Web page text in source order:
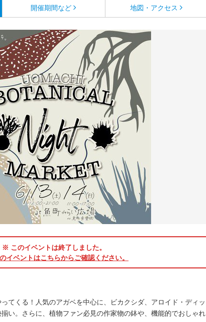
開催期間など 地図・アクセス
※ このイベントは終了しました。
イベントはこちらからご確認ください。
てくる！人気のアガベを中心に、ビカクシダ、アロイド・ディッ
い。さらに、植物ファン必見の作家物の鉢や、機能的でおしゃれ